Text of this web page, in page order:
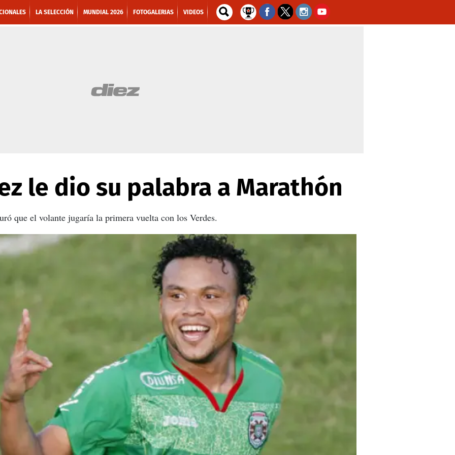
LA SELECCIÓN MUNDIAL 2026 FOTOGALERIAS VIDEOS
le dio su palabra a Marathón
que el volante jugaría la primera vuelta con los Verdes.